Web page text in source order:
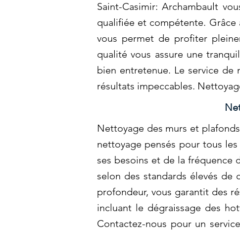
Saint-Casimir: Archambault
qualifiée et compétente.
vous permet de profiter
qualité vous assure une
bien entretenue. Le service
résultats impeccables.
Nettoyage des murs et
nettoyage pensés pour tous
ses besoins et de la fréquence
selon des standards élevés
profondeur, vous garantit des
incluant le dégraissage des
Contactez-nous pour un